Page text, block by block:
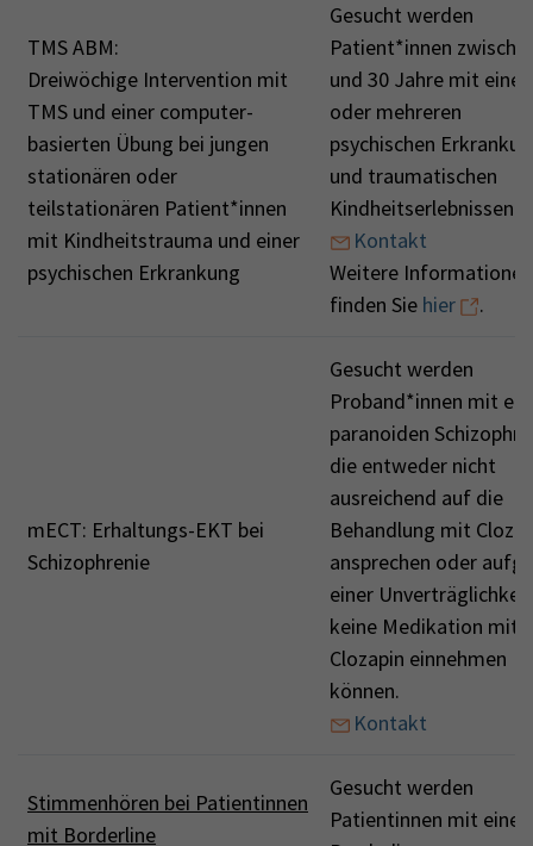
TMS ABM:
Dreiwöchige Intervention mit
TMS und einer computer-
basierten Übung bei jungen
stationären oder
teilstationären Patient*innen
mit Kindheitstrauma und einer
psychischen Erkrankung
Gesucht werden
Patient*innen
und 30 Jahre mit einer
oder mehreren
psychischen
und traumatischen
Kindheitserlebnissen
Kontakt
Weitere Informationen
finden Sie hier .
mECT: Erhaltungs-EKT bei
Schizophrenie
Gesucht werden
Proband*innen mit
paranoiden
die entweder nicht
ausreichend auf die
Behandlung mit
ansprechen oder
einer Unverträglichkeit
keine Medikation mit
Clozapin einnehmen
können.
Kontakt
Stimmenhören bei Patientinnen
mit Borderline
Gesucht werden
Patientinnen mit einer